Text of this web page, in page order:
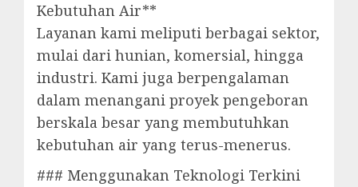
Kebutuhan Air**
Layanan kami meliputi berbagai sektor,
mulai dari hunian, komersial, hingga
industri. Kami juga berpengalaman
dalam menangani proyek pengeboran
berskala besar yang membutuhkan
kebutuhan air yang terus-menerus.
### Menggunakan Teknologi Terkini